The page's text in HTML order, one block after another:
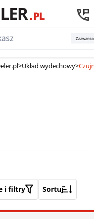
>Układ wydechowy>
i filtry Sortuj